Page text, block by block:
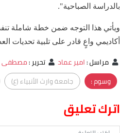
بالدراسة الصباحية".
ويأتي هذا التوجه ضمن خطة شاملة
أكاديمي واعٍ قادر على تلبية تحديات
مراسل:امير عماد تحرير:مصطفى
وسوم :
جامعة وارث الأنبياء (ع)
اترك تعليق